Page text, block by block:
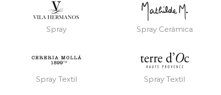
Spray Spray Cerámica
Spray Textil Spray Textil